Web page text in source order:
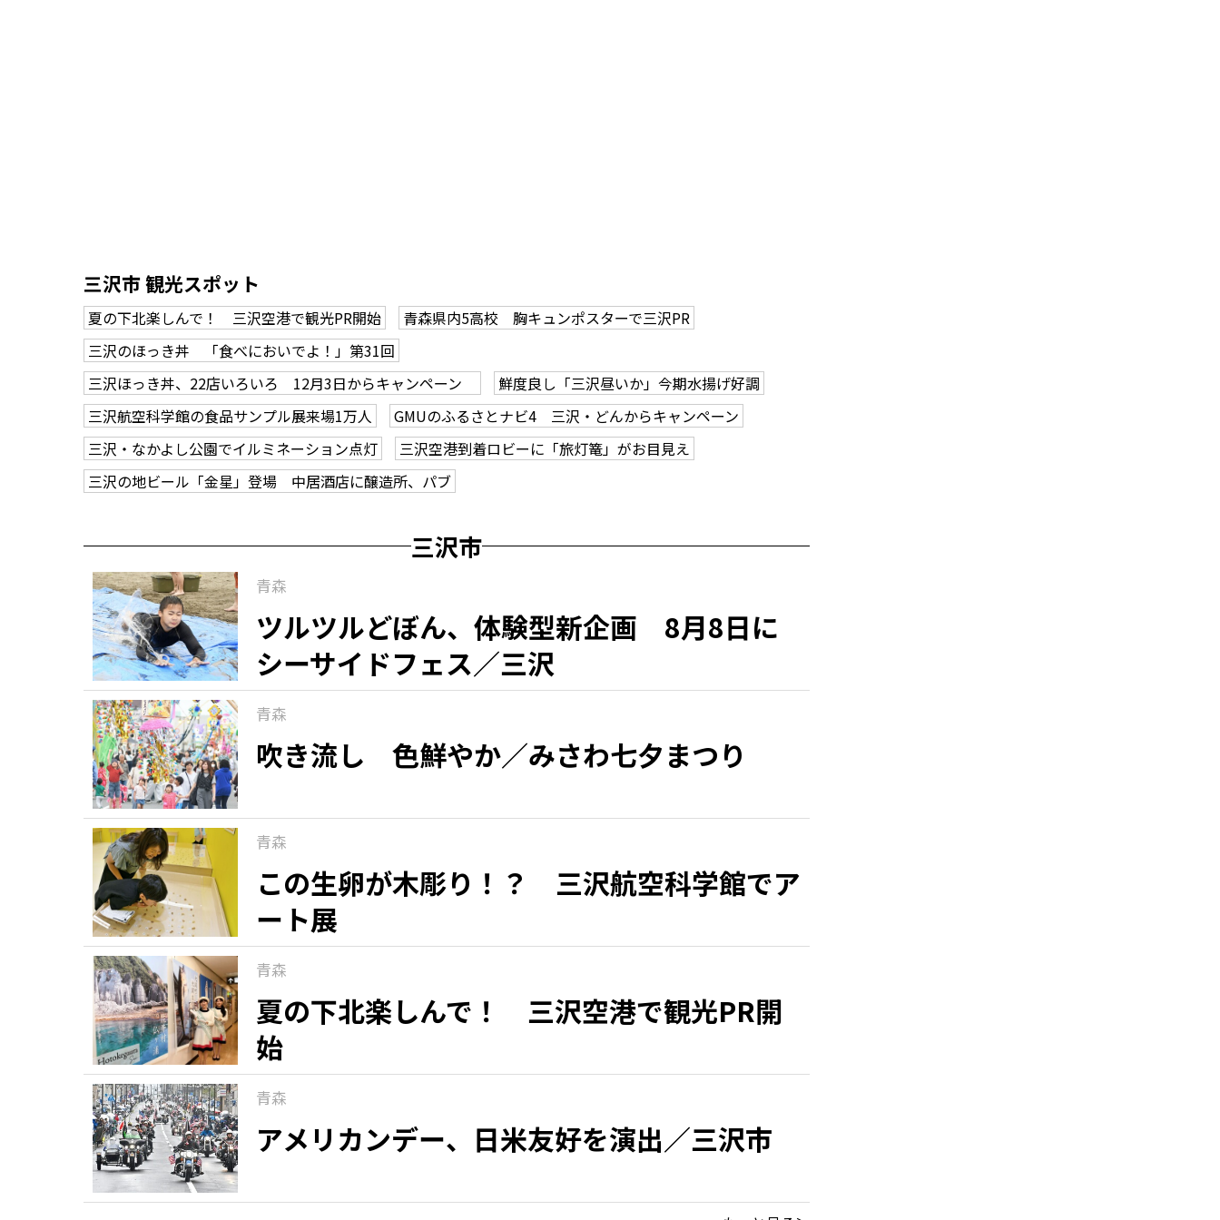
三沢市 観光スポット
夏の下北楽しんで！ 三沢空港で観光PR開始
青森県内5高校 胸キュンポスターで三沢PR
三沢のほっき丼 「食べにおいでよ！」第31回
三沢ほっき丼、22店いろいろ 12月3日からキャンペーン
鮮度良し「三沢昼いか」今期水揚げ好調
三沢航空科学館の食品サンプル展来場1万人
GMUのふるさとナビ4 三沢・どんからキャンペーン
三沢・なかよし公園でイルミネーション点灯
三沢空港到着ロビーに「旅灯篭」がお目見え
三沢の地ビール「金星」登場 中居酒店に醸造所、パブ
三沢市
青森
ツルツルどぼん、体験型新企画 8月8日に
シーサイドフェス／三沢
青森
吹き流し 色鮮やか／みさわ七夕まつり
青森
この生卵が木彫り！？ 三沢航空科学館でア
ート展
青森
夏の下北楽しんで！ 三沢空港で観光PR開
始
青森
アメリカンデー、日米友好を演出／三沢市